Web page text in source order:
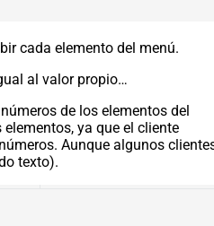
cada elemento del menú.
al valor propio…
de los elementos del
ya que el cliente
Aunque algunos
texto).